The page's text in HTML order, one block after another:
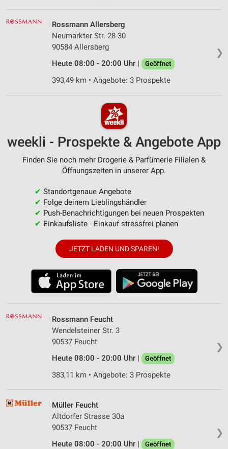
❯
Rossmann Allersberg
Neumarkter Str. 28-30
90584 Allersberg
Heute 08:00 - 20:00 Uhr |
Geöffnet
393,49 km • Angebote: 3 Prospekte
weekli - Prospekte & Angebote App
Finden Sie noch mehr Drogerie & Parfümerie Filialen &
Öffnungszeiten in unserer App.
✔ Standortgenaue Angebote
✔ Folge deinem Lieblingshändler
✔ Push-Benachrichtigungen bei neuen Prospekten
✔ Einkaufsliste - Einkauf stressfrei planen
JETZT LADEN UND SPAREN!
❯
Rossmann Feucht
Wendelsteiner Str. 3
90537 Feucht
Heute 08:00 - 20:00 Uhr |
Geöffnet
383,11 km • Angebote: 3 Prospekte
❯
Müller Feucht
Altdorfer Strasse 30a
90537 Feucht
Heute 08:00 - 20:00 Uhr |
Geöffnet